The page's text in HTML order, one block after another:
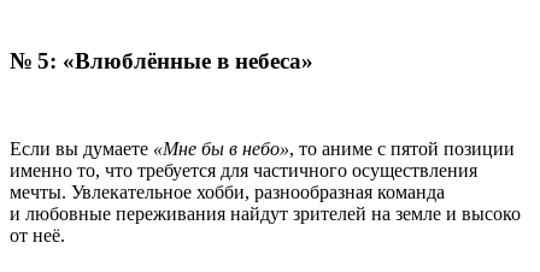
№ 5: «Влюблённые в небеса»
Если вы думаете «Мне бы в небо», то аниме с пятой позиции
именно то, что требуется для частичного осуществления
мечты. Увлекательное хобби, разнообразная команда
и любовные переживания найдут зрителей на земле и высоко
от неё.